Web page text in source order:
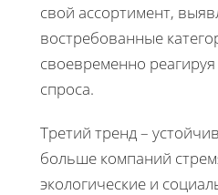
свой ассортимент,
востребованные
своевременно
спроса.
Третий тренд –
больше компаний
экологические и